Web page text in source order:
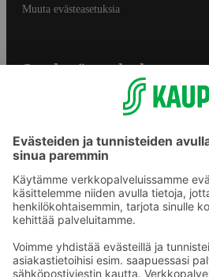
Muuta evästeasetuksia
S-ryhmän palvelut
Yhteishyvä Ruoka -sovellus
Prisma.fi
Sokos.fi
S-Pankki
Sokos Hotels
Raflaamo